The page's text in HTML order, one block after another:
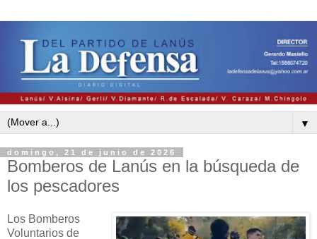
▼
domingo, 21 de junio de 2026
Bomberos de Lanús en la búsqueda de
los pescadores
Los Bomberos
Voluntarios de